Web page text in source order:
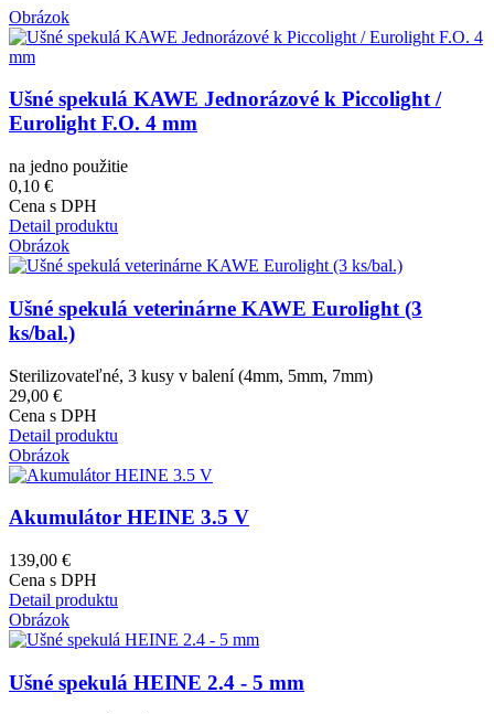
Obrázok
Ušné spekulá KAWE Jednorázové k Piccolight /
Eurolight F.O. 4 mm
na jedno použitie
0,10 €
Cena s DPH
Detail produktu
Obrázok
Ušné spekulá veterinárne KAWE Eurolight (3
ks/bal.)
Sterilizovateľné, 3 kusy v balení (4mm, 5mm, 7mm)
29,00 €
Cena s DPH
Detail produktu
Obrázok
Akumulátor HEINE 3.5 V
139,00 €
Cena s DPH
Detail produktu
Obrázok
Ušné spekulá HEINE 2.4 - 5 mm